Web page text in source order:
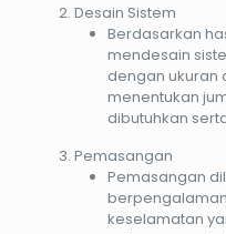
Desain Sistem
Berdasarkan
mendesain
dengan ukuran
menentukan
dibutuhkan
Pemasangan
Pemasangan
keselamatan